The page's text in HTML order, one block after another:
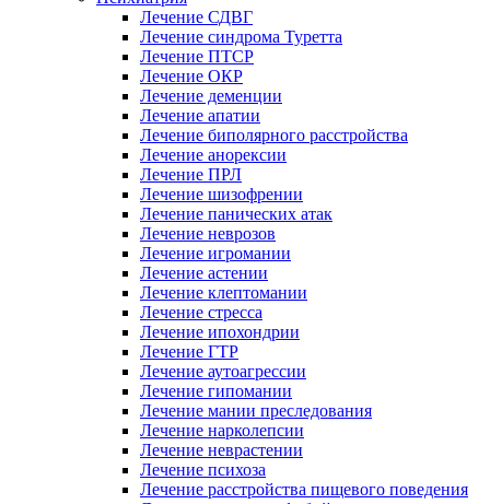
Лечение СДВГ
Лечение синдрома Туретта
Лечение ПТСР
Лечение ОКР
Лечение деменции
Лечение апатии
Лечение биполярного расстройства
Лечение анорексии
Лечение ПРЛ
Лечение шизофрении
Лечение панических атак
Лечение неврозов
Лечение игромании
Лечение астении
Лечение клептомании
Лечение стресса
Лечение ипохондрии
Лечение ГТР
Лечение аутоагрессии
Лечение гипомании
Лечение мании преследования
Лечение нарколепсии
Лечение неврастении
Лечение психоза
Лечение расстройства пищевого поведения